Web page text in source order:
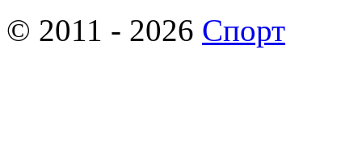
© 2011 - 2026 Спорт